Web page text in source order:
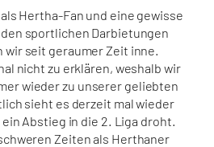
Hertha-Fan und eine gewisse
sportlichen Darbietungen
wir seit geraumer Zeit inne.
nicht zu erklären, weshalb wir
wieder zu unserer geliebten
sieht es derzeit mal wieder
Abstieg in die 2. Liga droht.
Zeiten als Herthaner